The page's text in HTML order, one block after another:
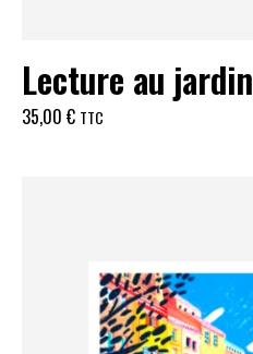
Lecture au jardin
35,00 € TTC